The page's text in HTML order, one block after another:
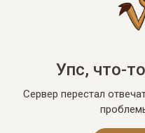
Упс, что-
Сервер перестал